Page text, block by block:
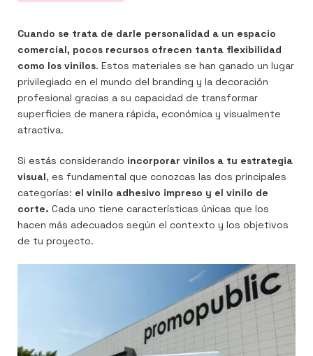
Cuando se trata de darle personalidad a un espacio
comercial, pocos recursos ofrecen tanta flexibilidad
como los vinilos. Estos materiales se han ganado un lugar
privilegiado en el mundo del branding y la decoración
profesional gracias a su capacidad de transformar
superficies de manera rápida, económica y visualmente
atractiva.
Si estás considerando incorporar vinilos a tu estrategia
visual, es fundamental que conozcas las dos principales
categorías: el vinilo adhesivo impreso y el vinilo de
corte. Cada uno tiene características únicas que los
hacen más adecuados según el contexto y los objetivos
de tu proyecto.